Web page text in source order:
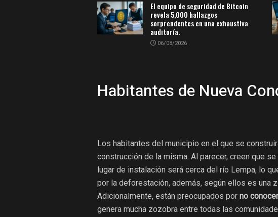
El equipo de seguridad de Bitcoin
revela 5,000 hallazgos
sorprendentes en una exhaustiva
auditoría.
06/08/2026
Habitantes de Nueva
Los habitantes del municipio en el que se
construcción de la misma. Al parecer, creen que
lugar de instalación será cerca del río Lempa, lo
por la deforestación, además, según ellos es una
Adicionalmente, están preocupados por no
genera mucha zozobra entre todas las